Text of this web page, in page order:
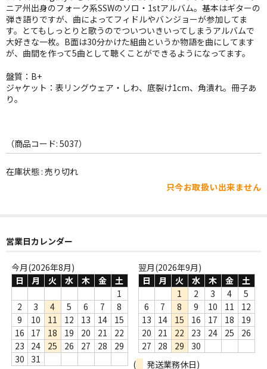
JAZZ-JP
JAZZ-VOCAL
J-POP
ROCK
その他
Webのみ no.3
Webのみ no.4
売り切れ
Help
ニア州出身のフォーク系SSWのソロ・1stアルバム。基本はギターの
弾き語りですが、曲によってフィドルやバンジョーが参加してま
す。とてもしっとりと歌うのでついついきいってしまうアルバムで
大好きな一枚。B面は30分かけた組曲というか物語を曲にしてます
が、曲間を作って5曲として聴くことができるようになってます。
盤質：B+
ジャケット：表リングウェア・しわ、底裂け1cm、角潰れ。冊子あ
り。
（商品コード: 5037）
在庫状態 : 売り切れ
只今お取扱い出来ません
営業日カレンダー
今月(2026年8月)
日
月 火 水 木 金
土
1
2
3 4 5 6 7
8
9
10 11 12 13 14
15
16
17 18 19 20 21
22
23
24 25 26 27 28
29
30
31
翌月(2026年9月)
日
月 火 水 木 金
土
1
2 3 4
5
6
7 8 9 10 11
12
13
14 15 16 17 18
19
20
21 22 23 24 25
26
27
28 29
30
(
発送業務休日)